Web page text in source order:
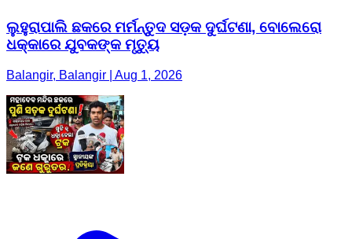
ଲୁହୁରାପାଲି ଛକରେ ମର୍ମନ୍ତୁଦ ସଡ଼କ ଦୁର୍ଘଟଣା, ବୋଲେରୋ
ଧକ୍କାରେ ଯୁବକଙ୍କ ମୃତ୍ୟୁ
Balangir, Balangir | Aug 1, 2026